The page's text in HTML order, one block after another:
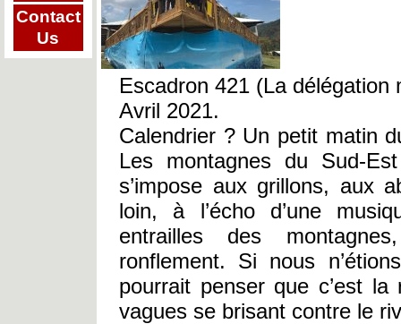
Contact
Us
Escadron 421 (La délégation
Avril 2021.
Calendrier ? Un petit matin
Les montagnes du Sud-
s’impose aux grillons, aux
loin, à l’écho d’une
entrailles des
ronflement. Si nous
pourrait penser que c’est
vagues se brisant contre le